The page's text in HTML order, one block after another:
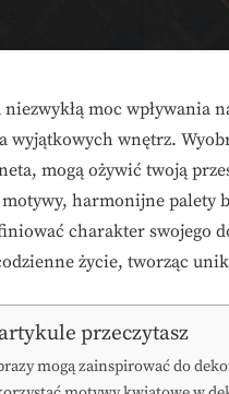
niezwykłą moc wpływania
wyjątkowych wnętrz.
mogą ożywić twoją
harmonijne palety
charakter swojego
życie, tworząc
przeczytasz
mogą zainspirować do